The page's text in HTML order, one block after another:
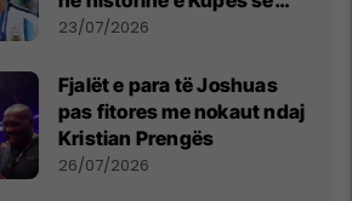
Botës, Messi mbetet i dyti
23/07/2026
Fjalët e para të Joshuas
pas fitores me nokaut ndaj
Kristian Prengës
26/07/2026